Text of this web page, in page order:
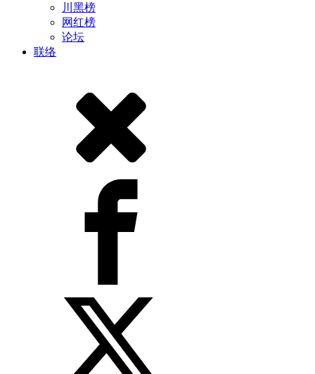
川黑榜
网红榜
论坛
联络